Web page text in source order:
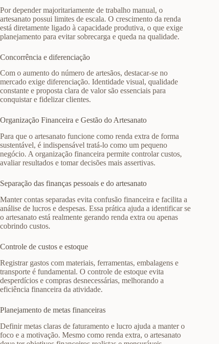
Por depender majoritariamente de trabalho manual, o
artesanato possui limites de escala. O crescimento da renda
está diretamente ligado à capacidade produtiva, o que exige
planejamento para evitar sobrecarga e queda na qualidade.
Concorrência e diferenciação
Com o aumento do número de artesãos, destacar-se no
mercado exige diferenciação. Identidade visual, qualidade
constante e proposta clara de valor são essenciais para
conquistar e fidelizar clientes.
Organização Financeira e Gestão do Artesanato
Para que o artesanato funcione como renda extra de forma
sustentável, é indispensável tratá-lo como um pequeno
negócio. A organização financeira permite controlar custos,
avaliar resultados e tomar decisões mais assertivas.
Separação das finanças pessoais e do artesanato
Manter contas separadas evita confusão financeira e facilita a
análise de lucros e despesas. Essa prática ajuda a identificar se
o artesanato está realmente gerando renda extra ou apenas
cobrindo custos.
Controle de custos e estoque
Registrar gastos com materiais, ferramentas, embalagens e
transporte é fundamental. O controle de estoque evita
desperdícios e compras desnecessárias, melhorando a
eficiência financeira da atividade.
Planejamento de metas financeiras
Definir metas claras de faturamento e lucro ajuda a manter o
foco e a motivação. Mesmo como renda extra, o artesanato